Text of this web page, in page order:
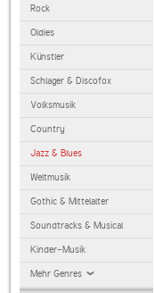
Rock
Oldies
Künstler
Schlager & Discofox
Volksmusik
Country
Jazz & Blues
Weltmusik
Gothic & Mittelalter
Soundtracks & Musical
Kinder-Musik
Mehr Genres